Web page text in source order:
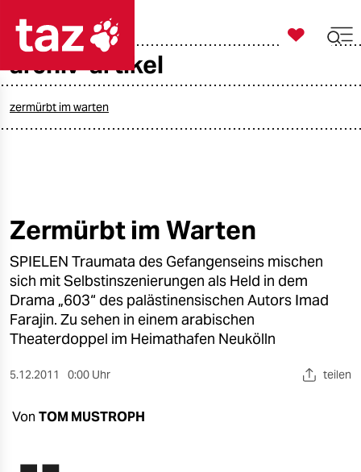
öko
gesellschaft
kultur
sport

taz zahl ich
archiv-artikel
zermürbt im warten
Zermürbt im Warten
SPIELEN Traumata des Gefangenseins mischen
sich mit Selbstinszenierungen als Held in dem
Drama „603“ des palästinensischen Autors Imad
Farajin. Zu sehen in einem arabischen
Theaterdoppel im Heimathafen Neukölln
5.12.2011 0:00 Uhr teilen
Von TOM MUSTROPH